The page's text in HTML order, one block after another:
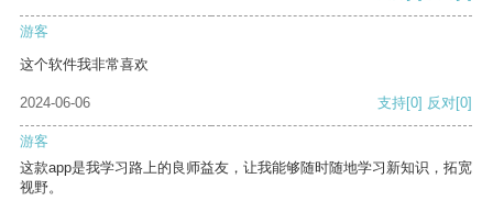
游客
这个软件我非常喜欢
2024-06-06 支持[0] 反对[0]
游客
这款app是我学习路上的良师益友，让我能够随时随地学习新知识，拓宽
视野。